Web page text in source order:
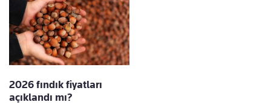
2026 fındık fiyatları
açıklandı mı?